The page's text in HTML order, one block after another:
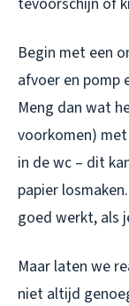
Begin met een
afvoer en pomp
Meng dan wat
voorkomen)
in de wc – dit
papier
goed werkt, als
Maar laten we
niet altijd